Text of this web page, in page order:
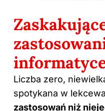
Liczba zero,
spotykana w
zastosowań niż